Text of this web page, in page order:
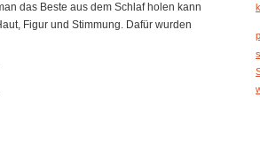
das Beste aus dem Schlaf holen kann
Figur und Stimmung. Dafür wurden